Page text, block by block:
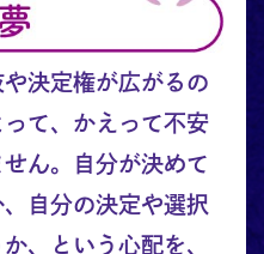
決定権が広がるの
て、かえって不安
ん。自分が決めて
自分の決定や選択
、という心配を、